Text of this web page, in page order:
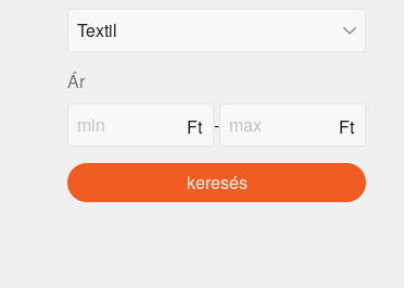
Ár
-
keresés